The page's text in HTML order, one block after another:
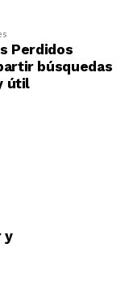
Perdidos
búsquedas
útil
y